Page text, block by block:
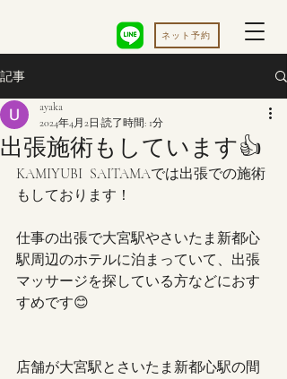
ネット予約
記事
出張施術もしています👍
ayaka
2024年4月2日 読了時間: 1分
KAMIYUBI  SAITAMAでは出張での施術
もしております！
仕事の出張で大宮駅やさいたま新都心
駅周辺のホテルに泊まっていて、出張
マッサージを探している方などにおす
すめです😊
店舗が大宮駅とさいたま新都心駅の間